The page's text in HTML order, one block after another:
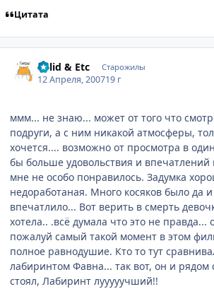
Цитата
Solid & Etc Старожилы
12 Апреля, 200719 г
ммм... не знаю... может от того что
подруги, а с ним никакой атмосферы,
хочется.... возможно от просмотра в
бы больше удовольствия и впечатлений
мне не особо понравилось. Задумка
недоработаная. Много косяков было да
впечатлило... Вот верить в смерть
хотела.. .всё думала что это не правда...
пожалуй самый такой момент в этом
полное равнодушие. Кто то тут
лабиринтом Фавна... так вот, он и рядом
стоял, Лабиринт лууууучший!!